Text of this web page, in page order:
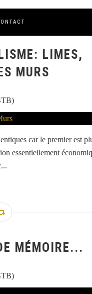
LIMES,
MURS
car le premier est
essentiellement
MÉMOIRE...